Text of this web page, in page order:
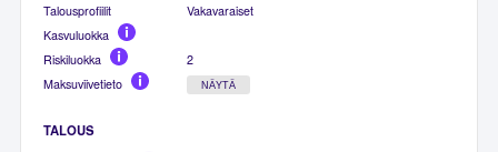
Talousprofiilit
Vakavaraiset
Kasvuluokka
Riskiluokka
2
Maksuviivetieto
NÄYTÄ
TALOUS